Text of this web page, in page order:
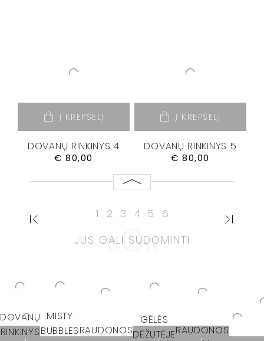
Į KREPŠELĮ
DOVANŲ RINKINYS 4
€ 80,00
Į KREPŠELĮ
DOVANŲ RINKINYS 5
€ 80,00
1 2 3 4 5 6
JUS GALI SUDOMINTI
DOVANŲ
RINKINYS
MISTY
BUBBLESRAUDONOS
GĖLĖS
DĖŽUTĖJERAUDONOS